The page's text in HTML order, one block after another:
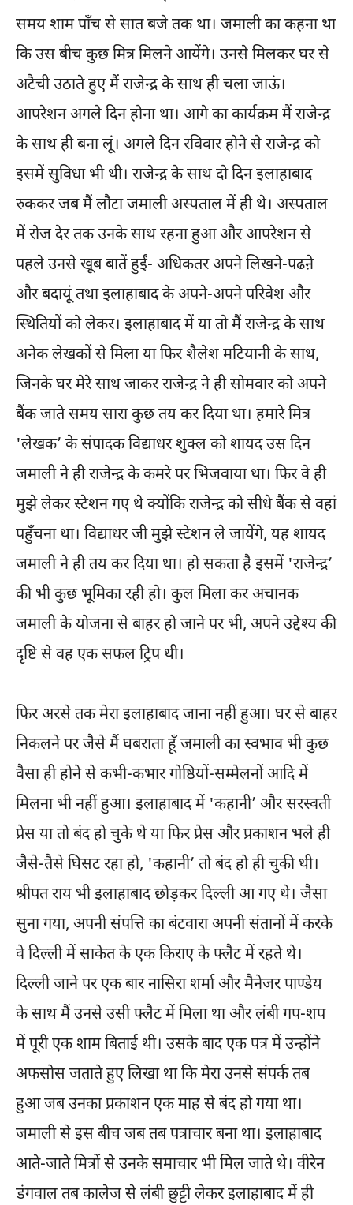
समय शाम पाँच से सात बजे तक था। जमाली का कहना था
कि उस बीच कुछ मित्र मिलने आयेंगे। उनसे मिलकर घर से
अटैची उठाते हुए मैं राजेन्द्र के साथ ही चला जाऊं।
आपरेशन अगले दिन होना था। आगे का कार्यक्रम मैं राजेन्द्र
के साथ ही बना लूं। अगले दिन रविवार होने से राजेन्द्र को
इसमें सुविधा भी थी। राजेन्द्र के साथ दो दिन इलाहाबाद
रुककर जब मैं लौटा जमाली अस्पताल में ही थे। अस्पताल
में रोज देर तक उनके साथ रहना हुआ और आपरेशन से
पहले उनसे खूब बातें हुईं- अधिकतर अपने लिखने-पढऩे
और बदायूं तथा इलाहाबाद के अपने-अपने परिवेश और
स्थितियों को लेकर। इलाहाबाद में या तो मैं राजेन्द्र के साथ
अनेक लेखकों से मिला या फिर शैलेश मटियानी के साथ,
जिनके घर मेरे साथ जाकर राजेन्द्र ने ही सोमवार को अपने
बैंक जाते समय सारा कुछ तय कर दिया था। हमारे मित्र
'लेखक’ के संपादक विद्याधर शुक्ल को शायद उस दिन
जमाली ने ही राजेन्द्र के कमरे पर भिजवाया था। फिर वे ही
मुझे लेकर स्टेशन गए थे क्योंकि राजेन्द्र को सीधे बैंक से वहां
पहुँचना था। विद्याधर जी मुझे स्टेशन ले जायेंगे, यह शायद
जमाली ने ही तय कर दिया था। हो सकता है इसमें 'राजेन्द्र’
की भी कुछ भूमिका रही हो। कुल मिला कर अचानक
जमाली के योजना से बाहर हो जाने पर भी, अपने उद्देश्य की
दृष्टि से वह एक सफल ट्रिप थी।
फिर अरसे तक मेरा इलाहाबाद जाना नहीं हुआ। घर से बाहर
निकलने पर जैसे मैं घबराता हूँ जमाली का स्वभाव भी कुछ
वैसा ही होने से कभी-कभार गोष्ठियों-सम्मेलनों आदि में
मिलना भी नहीं हुआ। इलाहाबाद में 'कहानी’ और सरस्वती
प्रेस या तो बंद हो चुके थे या फिर प्रेस और प्रकाशन भले ही
जैसे-तैसे घिसट रहा हो, 'कहानी’ तो बंद हो ही चुकी थी।
श्रीपत राय भी इलाहाबाद छोड़कर दिल्ली आ गए थे। जैसा
सुना गया, अपनी संपत्ति का बंटवारा अपनी संतानों में करके
वे दिल्ली में साकेत के एक किराए के फ्लैट में रहते थे।
दिल्ली जाने पर एक बार नासिरा शर्मा और मैनेजर पाण्डेय
के साथ मैं उनसे उसी फ्लैट में मिला था और लंबी गप-शप
में पूरी एक शाम बिताई थी। उसके बाद एक पत्र में उन्होंने
अफसोस जताते हुए लिखा था कि मेरा उनसे संपर्क तब
हुआ जब उनका प्रकाशन एक माह से बंद हो गया था।
जमाली से इस बीच जब तब पत्राचार बना था। इलाहाबाद
आते-जाते मित्रों से उनके समाचार भी मिल जाते थे। वीरेन
डंगवाल तब कालेज से लंबी छुट्टी लेकर इलाहाबाद में ही